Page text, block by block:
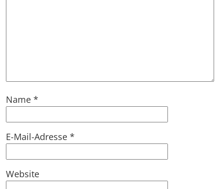
Name *
E-Mail-Adresse *
Website